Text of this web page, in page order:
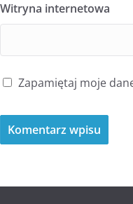
Witryna internetowa
Zapamiętaj moje